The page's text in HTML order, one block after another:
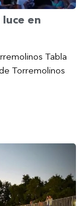
en
Tabla
Torremolinos